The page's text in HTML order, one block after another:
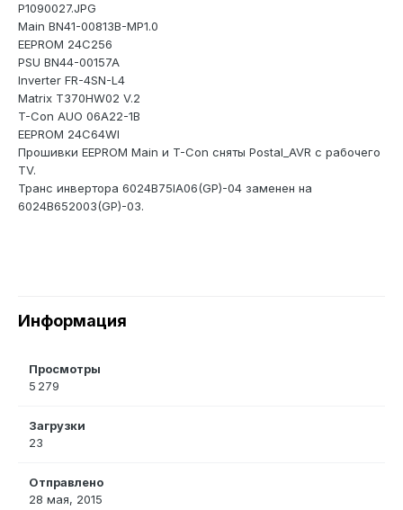
P1090027.JPG
Main BN41-00813B-MP1.0
EEPROM 24C256
PSU BN44-00157A
Inverter FR-4SN-L4
Matrix T370HW02 V.2
T-Con AUO 06A22-1B
EEPROM 24C64WI
Прошивки EEPROM Main и T-Con сняты Postal_AVR c рабочего
TV.
Транс инвертора 6024B75IA06(GP)-04 заменен на
6024B652003(GP)-03.
Информация
Просмотры
5 279
Загрузки
23
Отправлено
28 мая, 2015